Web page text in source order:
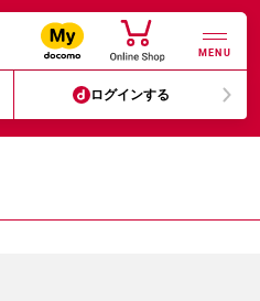
MENU
ログインする